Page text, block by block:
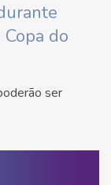
do
ser